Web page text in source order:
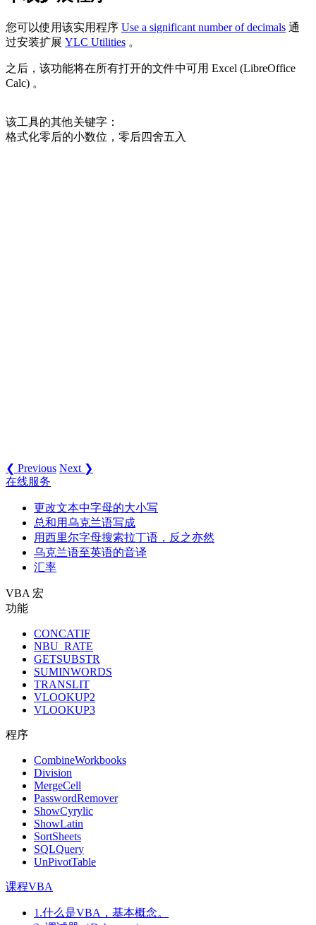
您可以使用该实用程序 Use a significant number of decimals 通
过安装扩展 YLC Utilities 。
之后，该功能将在所有打开的文件中可用 Excel (LibreOffice
Calc) 。
该工具的其他关键字：
格式化零后的小数位，零后四舍五入
❮ Previous Next ❯
在线服务
更改文本中字母的大小写
总和用乌克兰语写成
用西里尔字母搜索拉丁语，反之亦然
乌克兰语至英语的音译
汇率
VBA 宏
功能
CONCATIF
NBU_RATE
GETSUBSTR
SUMINWORDS
TRANSLIT
VLOOKUP2
VLOOKUP3
程序
CombineWorkbooks
Division
MergeCell
PasswordRemover
ShowCyrylic
ShowLatin
SortSheets
SQLQuery
UnPivotTable
课程VBA
1.什么是VBA，基本概念。